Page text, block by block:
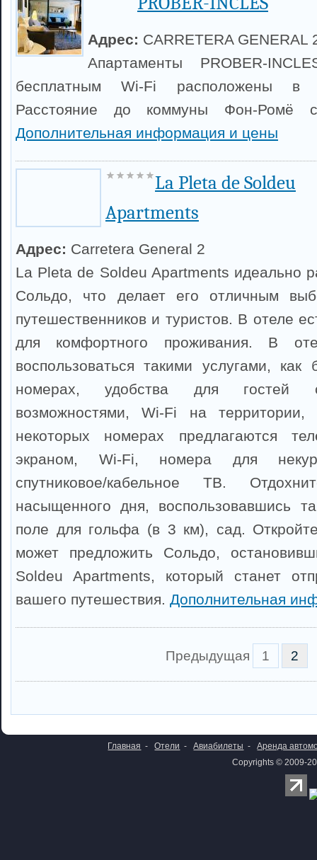
Адрес: CARRETERA GENERAL
Апартаменты PROBER-
бесплатным Wi-Fi расположены в
Расстояние до коммуны Фон-Ромё
Дополнительная информация и цены
La Pleta de Soldeu
Apartments
Адрес: Carretera General 2
La Pleta de Soldeu Apartments идеально
Сольдо, что делает его отличным
путешественников и туристов. В отеле
для комфортного проживания. В
воспользоваться такими услугами,
номерах, удобства для гостей
возможностями, Wi-Fi на
некоторых номерах предлагаются
экраном, Wi-Fi, номера для
спутниковое/кабельное ТВ.
насыщенного дня, воспользовавшись
поле для гольфа (в 3 км), сад.
может предложить Сольдо,
Soldeu Apartments, который станет
вашего путешествия. Дополнительная
Предыдущая 1 2
Главная - Отели - Авиабилеты -
Аренда
Copyrights © 2009-